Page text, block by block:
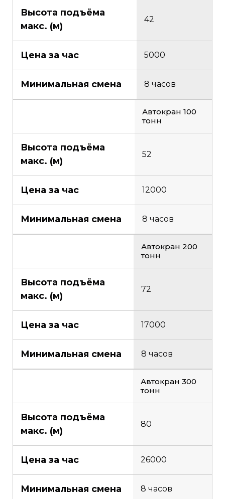
Высота подъёма
макс. (м)
42
Цена за час 5000
Минимальная смена 8 часов
Автокран 100
тонн
Высота подъёма
макс. (м)
52
Цена за час 12000
Минимальная смена 8 часов
Автокран 200
тонн
Высота подъёма
макс. (м)
72
Цена за час 17000
Минимальная смена 8 часов
Автокран 300
тонн
Высота подъёма
макс. (м)
80
Цена за час 26000
Минимальная смена 8 часов